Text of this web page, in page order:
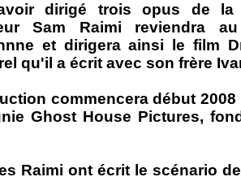
dirigé trois opus de la
Sam Raimi reviendra
et dirigera ainsi le film
qu'il a écrit avec son frère
commencera début
Ghost House Pictures,
Raimi ont écrit le scénario